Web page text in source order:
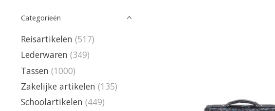
Categorieën
Reisartikelen (517)
Lederwaren (349)
Tassen (1000)
Zakelijke artikelen (135)
Schoolartikelen (449)